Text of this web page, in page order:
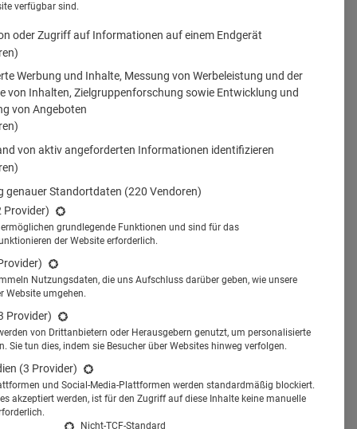
verfügbar sind.
oder Zugriff auf Informationen auf einem Endgerät
Werbung und Inhalte, Messung von Werbeleistung und der
von Inhalten, Zielgruppenforschung sowie Entwicklung und
von Angeboten
von aktiv angeforderten Informationen identifizieren
genauer Standortdaten (220 Vendoren)
Provider)
ermöglichen grundlegende Funktionen und sind für das
der Website erforderlich.
Nutzungsdaten, die uns Aufschluss darüber geben, wie unsere
Website umgehen.
Provider)
von Drittanbietern oder Herausgebern genutzt, um personalisierte
Sie tun dies, indem sie Besucher über Websites hinweg verfolgen.
(3 Provider)
und Social-Media-Plattformen werden standardmäßig blockiert.
akzeptiert werden, ist für den Zugriff auf diese Inhalte keine manuelle
Nicht-TCF-Standard